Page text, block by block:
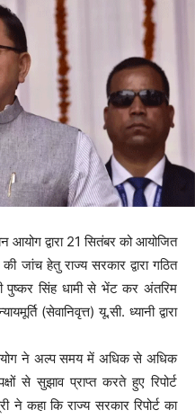
द्वारा 21 सितंबर को आयोजित
जांच हेतु राज्य सरकार द्वारा गठित
सिंह धामी से भेंट कर अंतरिम
(सेवानिवृत्त) यू.सी. ध्यानी द्वारा
ने अल्प समय में अधिक से अधिक
से सुझाव प्राप्त करते हुए रिपोर्ट
ने कहा कि राज्य सरकार रिपोर्ट का